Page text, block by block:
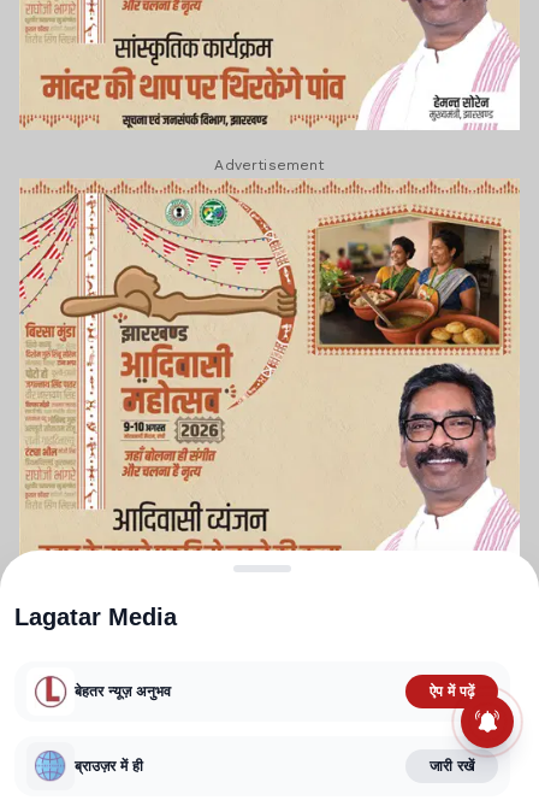
Advertisement
TERMS AND CONDITIONS
CORRECTIONS POLICY
FACT CHECKING POLICY
Lagatar Media
बेहतर न्यूज़ अनुभव ऐप में पढ़ें
ब्राउज़र में ही जारी रखें